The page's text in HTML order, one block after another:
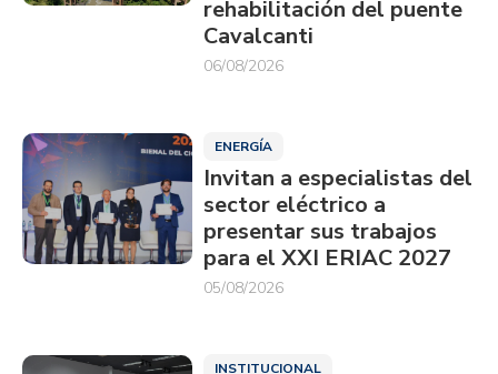
rehabilitación del puente
Cavalcanti
06/08/2026
ENERGÍA
Invitan a especialistas del
sector eléctrico a
presentar sus trabajos
para el XXI ERIAC 2027
05/08/2026
INSTITUCIONAL